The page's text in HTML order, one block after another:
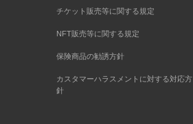
チケット販売等に関する規定
NFT販売等に関する規定
保険商品の勧誘方針
カスタマーハラスメントに対する対応方
針